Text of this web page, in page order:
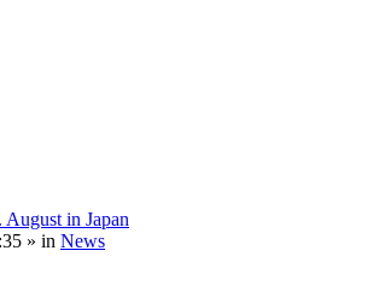
in Japan
» in News